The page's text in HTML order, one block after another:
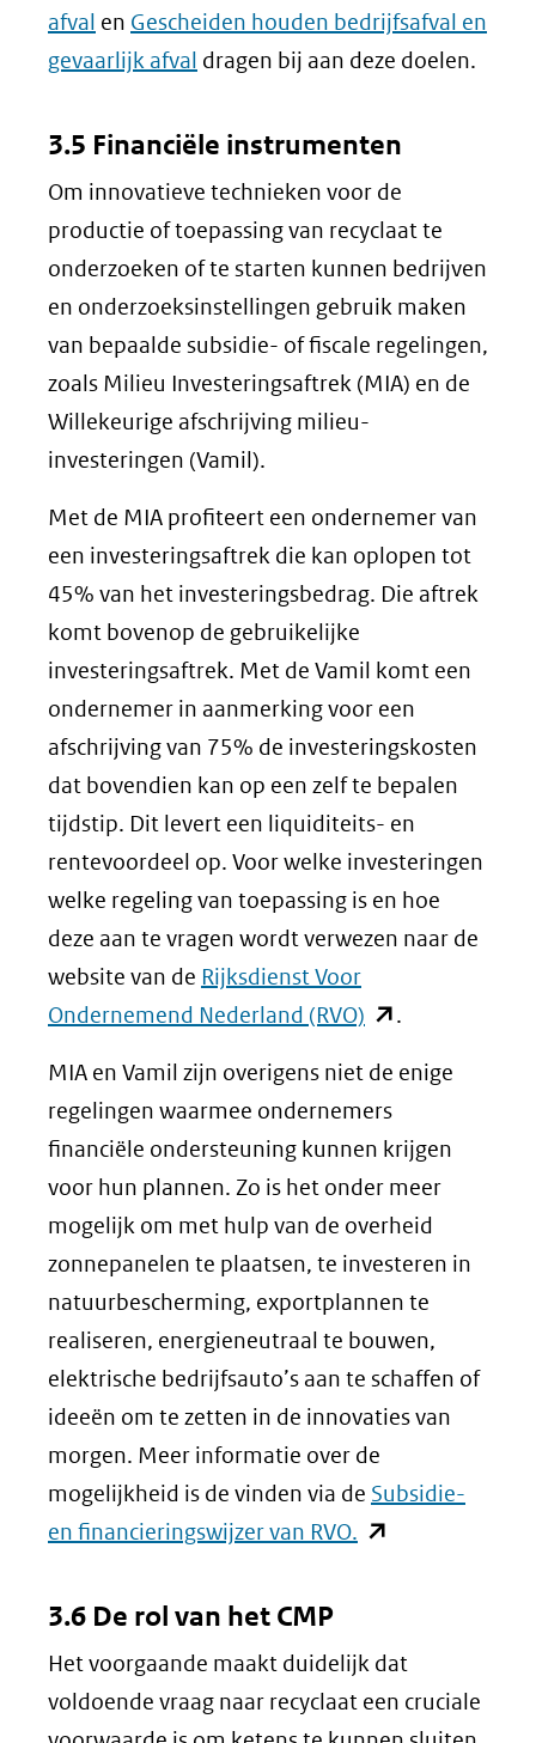
afval en Gescheiden houden bedrijfsafval en
gevaarlijk afval dragen bij aan deze doelen.
3.5 Financiële instrumenten
Om innovatieve technieken voor de
productie of toepassing van recyclaat te
onderzoeken of te starten kunnen bedrijven
en onderzoeksinstellingen gebruik maken
van bepaalde subsidie- of fiscale regelingen,
zoals Milieu Investeringsaftrek (MIA) en de
Willekeurige afschrijving milieu-
investeringen (Vamil).
Met de MIA profiteert een ondernemer van
een investeringsaftrek die kan oplopen tot
45% van het investeringsbedrag. Die aftrek
komt bovenop de gebruikelijke
investeringsaftrek. Met de Vamil komt een
ondernemer in aanmerking voor een
afschrijving van 75% de investeringskosten
dat bovendien kan op een zelf te bepalen
tijdstip. Dit levert een liquiditeits- en
rentevoordeel op. Voor welke investeringen
welke regeling van toepassing is en hoe
deze aan te vragen wordt verwezen naar de
website van de Rijksdienst Voor
Ondernemend Nederland (RVO) (opent
(verwijst
.
MIA en Vamil zijn overigens niet de enige
regelingen waarmee ondernemers
financiële ondersteuning kunnen krijgen
voor hun plannen. Zo is het onder meer
mogelijk om met hulp van de overheid
zonnepanelen te plaatsen, te investeren in
natuurbescherming, exportplannen te
realiseren, energieneutraal te bouwen,
elektrische bedrijfsauto’s aan te schaffen of
ideeën om te zetten in de innovaties van
morgen. Meer informatie over de
mogelijkheid is de vinden via de Subsidie-
en financieringswijzer van RVO. (opent
3.6 De rol van het CMP
Het voorgaande maakt duidelijk dat
voldoende vraag naar recyclaat een cruciale